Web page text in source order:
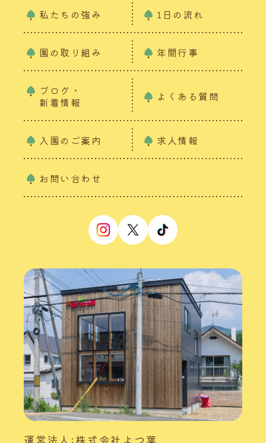
私たちの強み 1日の流れ
園の取り組み 年間行事
ブログ・
新着情報
よくある質問
入園のご案内 求人情報
お問い合わせ
運営法人:株式会社よつ葉